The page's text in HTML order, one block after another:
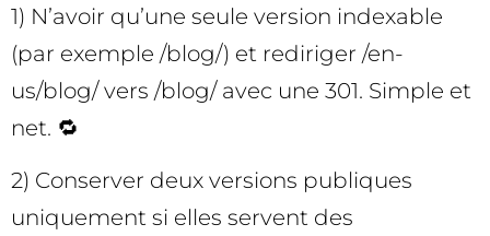
1) N’avoir qu’une seule version indexable
(par exemple /blog/) et rediriger /en-
us/blog/ vers /blog/ avec une 301. Simple et
net. 🔁
2) Conserver deux versions publiques
uniquement si elles servent des